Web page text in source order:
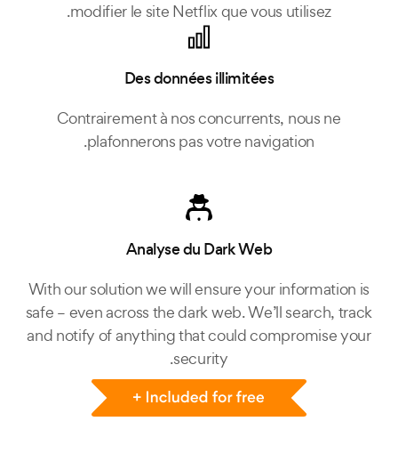
modifier le site Netflix que vous utilisez.
Des données illimitées
Contrairement à nos concurrents, nous ne
plafonnerons pas votre navigation.
Analyse du Dark Web
With our solution we will ensure your information is
safe – even across the dark web. We’ll search, track
and notify of anything that could compromise your
security.